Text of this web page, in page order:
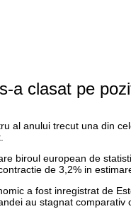
a clasat pe
al anului trecut una din
biroul european de
de 3,2% in
a fost inregistrat de
au stagnat comparativ